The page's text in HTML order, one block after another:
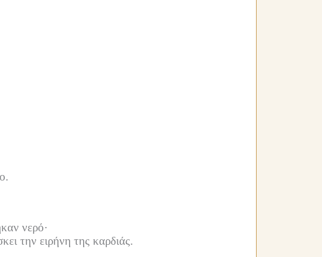
νερό·
την ειρήνη της καρδιάς.